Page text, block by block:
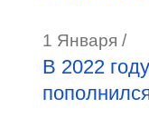
1 Января /
В 2022